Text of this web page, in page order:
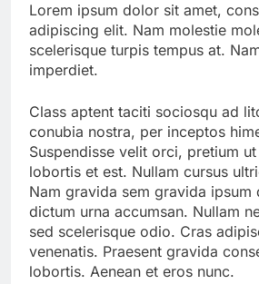
Lorem ipsum dolor sit amet,
adipiscing elit. Nam molestie
scelerisque turpis tempus at.
imperdiet.
Class aptent taciti sociosqu ad
conubia nostra, per inceptos
Suspendisse velit orci, pretium
lobortis et est. Nullam cursus
Nam gravida sem gravida ipsum
dictum urna accumsan. Nullam
sed scelerisque odio. Cras
venenatis. Praesent gravida
lobortis. Aenean et eros nunc.